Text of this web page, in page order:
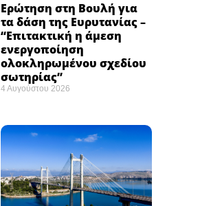
Ερώτηση στη Βουλή για
τα δάση της Ευρυτανίας –
“Eπιτακτική η άμεση
ενεργοποίηση
ολοκληρωμένου σχεδίου
σωτηρίας”
4 Αυγούστου 2026